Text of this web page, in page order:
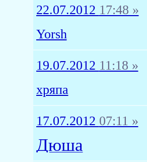
22.07.2012 17:48 »
Yorsh
19.07.2012 11:18 »
хряпа
17.07.2012 07:11 »
Дюша